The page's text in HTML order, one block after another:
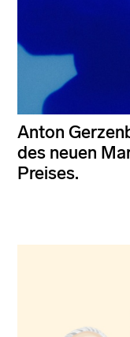
Anton
des neuen
Preises.